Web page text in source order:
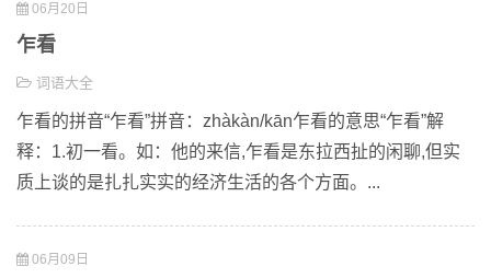
06月20日
乍看
词语大全
乍看的拼音“乍看”拼音：zhàkàn/kān乍看的意思“乍看”解
释：1.初一看。如：他的来信,乍看是东拉西扯的闲聊,但实
质上谈的是扎扎实实的经济生活的各个方面。...
06月09日